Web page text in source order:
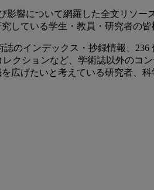
影響について網羅した全文リソー
している学生・教員・研究者の皆
のインデックス・抄録情報、
クションなど、学術誌以外のコ
広げたいと考えている研究者、